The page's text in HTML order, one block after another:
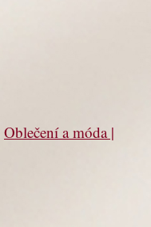
Oblečení a móda |